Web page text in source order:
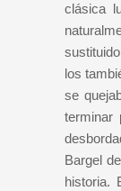
clásica
los
se
terminar
Bargel
historia.